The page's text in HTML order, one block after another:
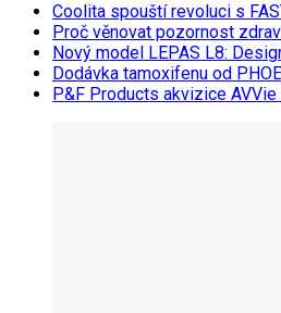
Coolita spouští revoluci s
Proč věnovat pozornost
Nový model LEPAS L8:
Dodávka tamoxifenu od
P&F Products akvizice